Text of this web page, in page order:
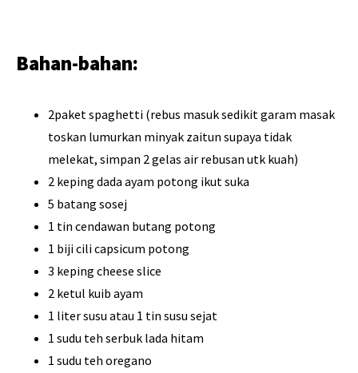
Bahan-bahan:
2paket spaghetti (rebus masuk sedikit garam masak
toskan lumurkan minyak zaitun supaya tidak
melekat, simpan 2 gelas air rebusan utk kuah)
2 keping dada ayam potong ikut suka
5 batang sosej
1 tin cendawan butang potong
1 biji cili capsicum potong
3 keping cheese slice
2 ketul kuib ayam
1 liter susu atau 1 tin susu sejat
1 sudu teh serbuk lada hitam
1 sudu teh oregano